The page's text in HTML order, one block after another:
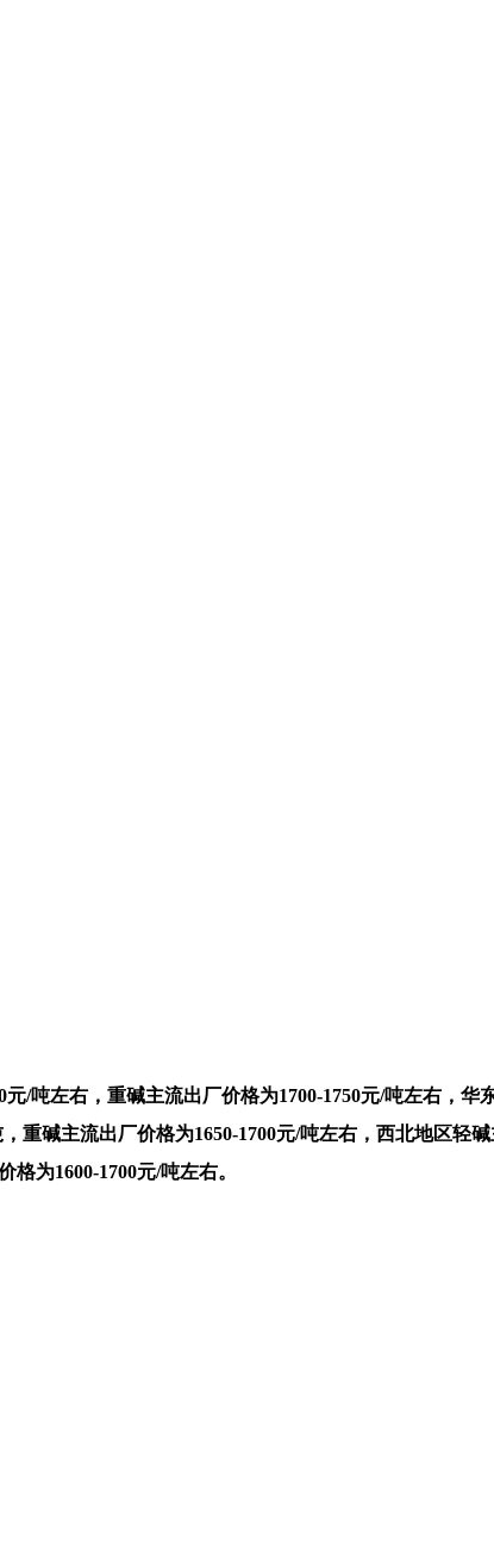
左右，重碱主流出厂价格为1700-1750元/吨左右，华
重碱主流出厂价格为1650-1700元/吨左右，西北地区轻
为1600-1700元/吨左右。